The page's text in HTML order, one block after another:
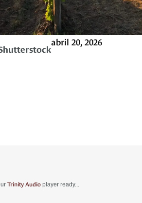
abril 20, 2026
Trinity Audio player ready...